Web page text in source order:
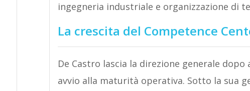
ingegneria industriale e organizzazione di
La crescita del Competence
De Castro lascia la direzione generale
avvio alla maturità operativa. Sotto la sua